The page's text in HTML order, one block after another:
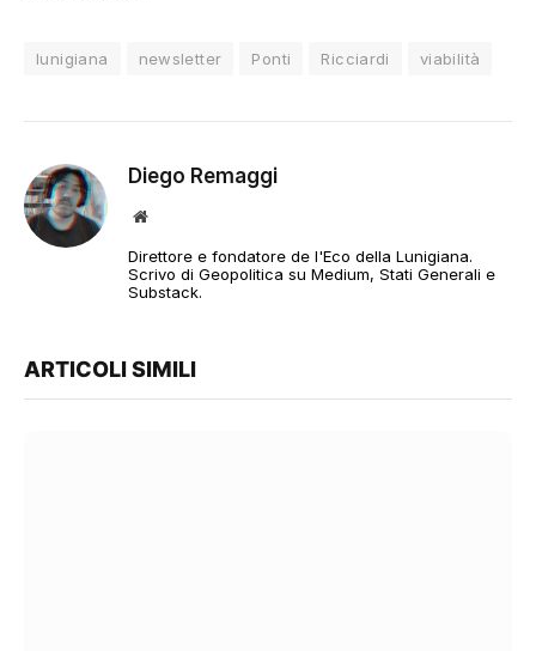
lunigiana newsletter Ponti Ricciardi viabilità
Diego Remaggi
Sito
Direttore e fondatore de l'Eco della Lunigiana.
Scrivo di Geopolitica su Medium, Stati Generali e
Substack.
ARTICOLI SIMILI